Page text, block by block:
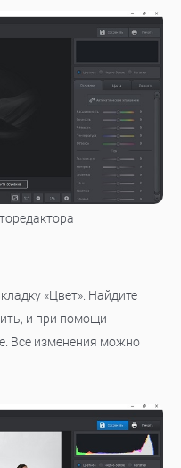
«Цвет». Найдите
и при помощи
Все изменения можно